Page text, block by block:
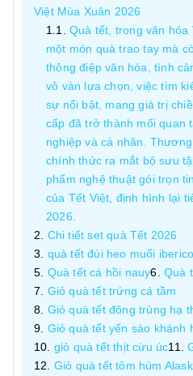
Việt Mùa Xuân 2026
Quà tết, trong văn hóa
một món quà trao tay mà
thông điệp văn hóa, tình
vô vàn lựa chọn, việc tìm
sự nổi bật, mang giá trị
cấp đã trở thành mối quan
nghiệp và cá nhân.
chính thức ra mắt bộ sưu
phẩm nghệ thuật gói trọn
của Tết Việt, định hình lại
2026.
Chi tiết set quà Tết 2026
quà tết đùi heo muối
Quà tết cá hồi nauy
Quà
Giỏ quà tết trứng cá tầm
Giỏ quà tết đông trùng hạ
Giỏ quà tết yến sào khánh
giỏ quà tết thịt cừu úc
Giỏ quà tết tôm hùm